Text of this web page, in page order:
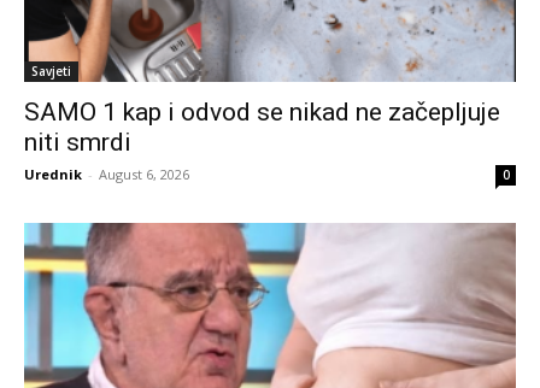
Savjeti
SAMO 1 kap i odvod se nikad ne začepljuje
niti smrdi
Urednik - August 6, 2026 0